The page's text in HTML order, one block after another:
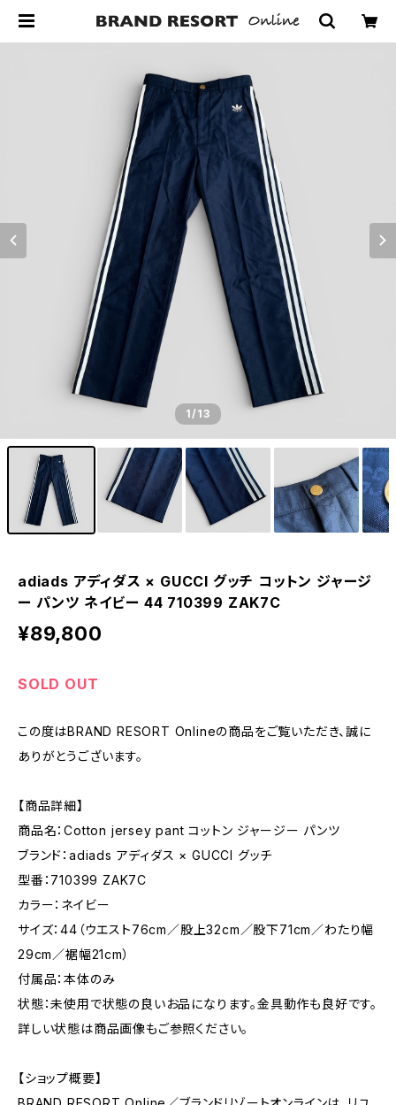
1/13
adiads アディダス × GUCCI グッチ コットン ジャージ
ー パンツ ネイビー 44 710399 ZAK7C
¥89,800
SOLD OUT
この度はBRAND RESORT Onlineの商品をご覧いただき、誠に
ありがとうございます。
【商品詳細】
商品名：Cotton jersey pant コットン ジャージー パンツ
ブランド：adiads アディダス × GUCCI グッチ
型番：710399 ZAK7C
カラー：ネイビー
サイズ：44（ウエスト76cm／股上32cm／股下71cm／わたり幅
29cm／裾幅21cm）
付属品：本体のみ
状態：未使用で状態の良いお品になります。金具動作も良好です。
詳しい状態は商品画像もご参照ください。
【ショップ概要】